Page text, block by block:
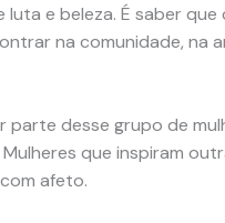
e beleza. É saber
na comunidade, na
parte desse grupo de
que inspiram
afeto.